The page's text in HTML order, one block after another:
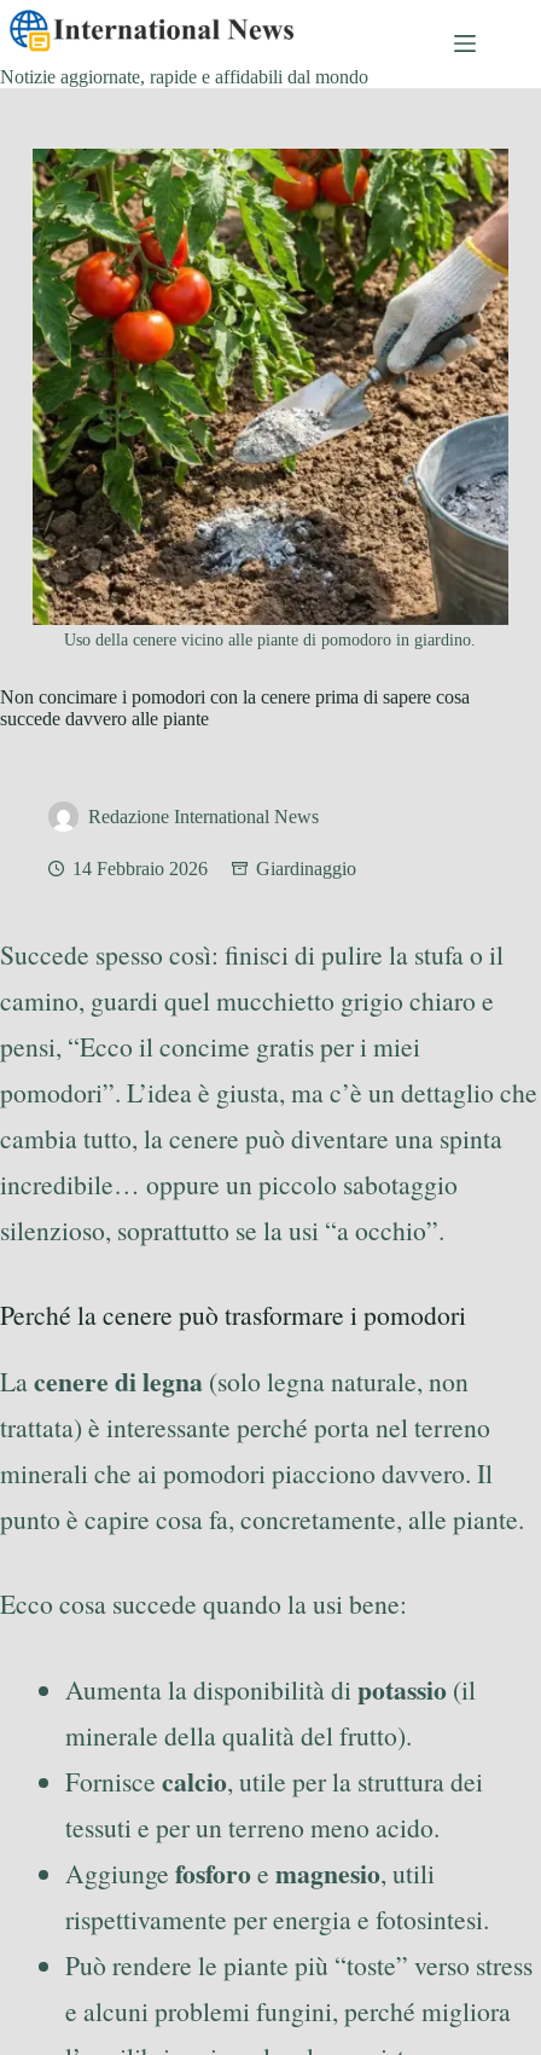
Salta
al
contenuto
Notizie aggiornate, rapide e affidabili dal mondo
Uso della cenere vicino alle piante di pomodoro in giardino.
Non concimare i pomodori con la cenere prima di sapere cosa
succede davvero alle piante
Redazione International News
14 Febbraio 2026 Giardinaggio
Succede spesso così: finisci di pulire la stufa o il
camino, guardi quel mucchietto grigio chiaro e
pensi, “Ecco il concime gratis per i miei
pomodori”. L’idea è giusta, ma c’è un dettaglio che
cambia tutto, la cenere può diventare una spinta
incredibile… oppure un piccolo sabotaggio
silenzioso, soprattutto se la usi “a occhio”.
Perché la cenere può trasformare i pomodori
Lacenere di legna (solo legna naturale, non
trattata) è interessante perché porta nel terreno
minerali che ai pomodori piacciono davvero. Il
punto è capire cosa fa, concretamente, alle piante.
Ecco cosa succede quando la usi bene:
Aumenta la disponibilità di potassio (il
minerale della qualità del frutto).
Fornisce calcio, utile per la struttura dei
tessuti e per un terreno meno acido.
Aggiunge fosforoe magnesio, utili
rispettivamente per energia e fotosintesi.
Può rendere le piante più “toste” verso stress
e alcuni problemi fungini, perché migliora